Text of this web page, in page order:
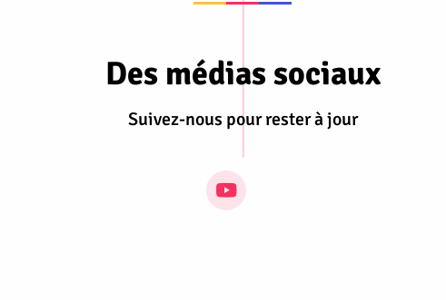
Des médias sociaux
Suivez-nous pour rester à jour